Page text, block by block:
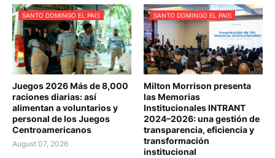
SANTO DOMINGO EL PAIS
Juegos 2026 Más de 8,000
raciones diarias: así
alimentan a voluntarios y
personal de los Juegos
Centroamericanos
August 07, 2026
SANTO DOMINGO EL PAIS
Milton Morrison presenta
las Memorias
Institucionales INTRANT
2024–2026: una gestión de
transparencia, eficiencia y
transformación
institucional